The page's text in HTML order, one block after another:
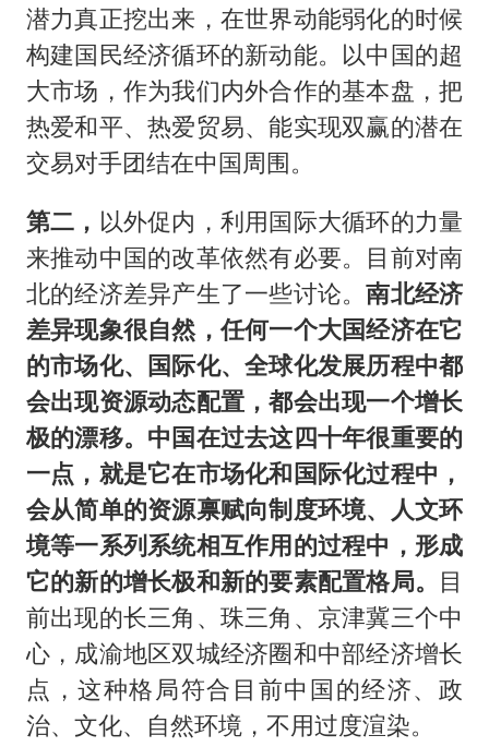
潜力真正挖出来，在世界动能弱化的时候
构建国民经济循环的新动能。以中国的超
大市场，作为我们内外合作的基本盘，把
热爱和平、热爱贸易、能实现双赢的潜在
交易对手团结在中国周围。
第二， 以外促内，利用国际大循环的力量
来推动中国的改革依然有必要。目前对南
北的经济差异产生了一些讨论。南北经济
差异现象很自然，任何一个大国经济在它
的市场化、国际化、全球化发展历程中都
会出现资源动态配置，都会出现一个增长
极的漂移。中国在过去这四十年很重要的
一点，就是它在市场化和国际化过程中，
会从简单的资源禀赋向制度环境、人文环
境等一系列系统相互作用的过程中，形成
它的新的增长极和新的要素配置格局。 目
前出现的长三角、珠三角、京津冀三个中
心，成渝地区双城经济圈和中部经济增长
点，这种格局符合目前中国的经济、政
治、文化、自然环境，不用过度渲染。